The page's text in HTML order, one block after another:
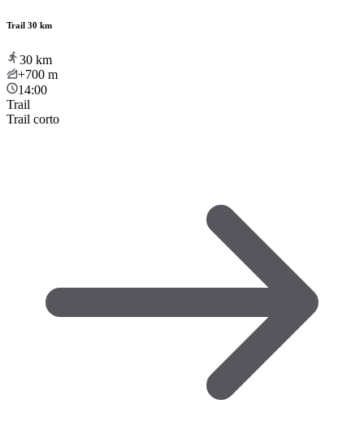
Trail 30 km
30 km
+700 m
14:00
Trail
Trail corto